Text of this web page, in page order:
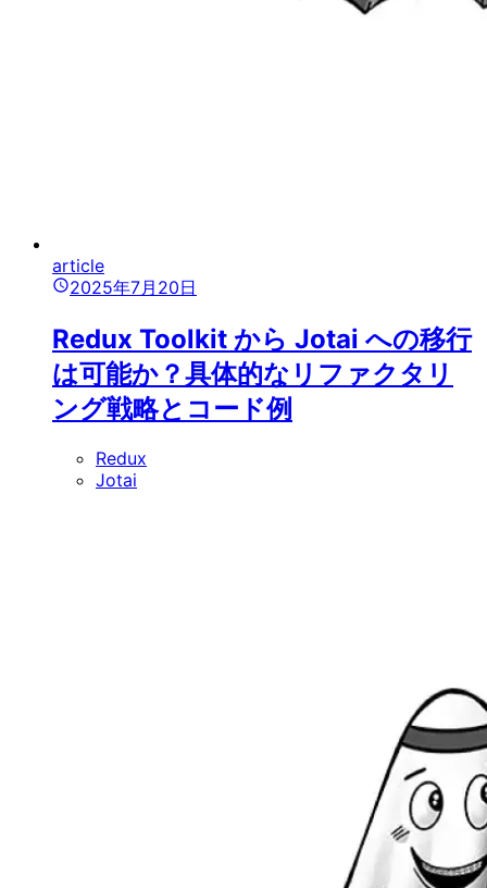
article
2025年7月20日
Redux Toolkit から Jotai への移行
は可能か？具体的なリファクタリ
ング戦略とコード例
Redux
Jotai